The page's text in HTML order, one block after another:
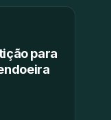
para